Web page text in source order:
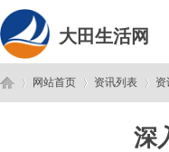
大田生活网
网站首页 资讯列表 资
深